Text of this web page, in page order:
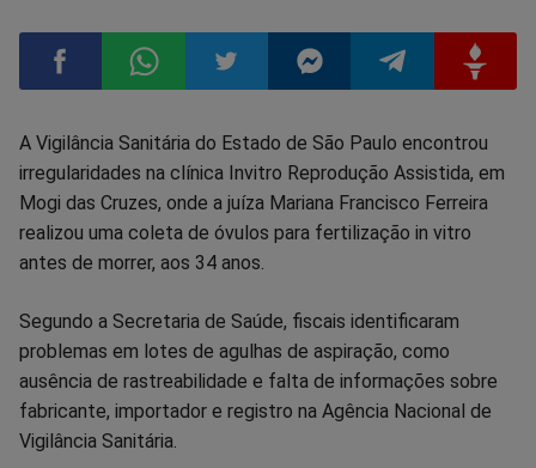
Compartilhar
no
Facebook
Compartilhar
no
Whatsapp
Compartilhar
no
Twitter
Compartilhar
no
Compartilhar
no
no
A Vigilância Sanitária do Estado de São Paulo encontrou
irregularidades na clínica Invitro Reprodução Assistida, em
Mogi das Cruzes, onde a juíza Mariana Francisco Ferreira
realizou uma coleta de óvulos para fertilização in vitro
antes de morrer, aos 34 anos.
Segundo a Secretaria de Saúde, fiscais identificaram
problemas em lotes de agulhas de aspiração, como
ausência de rastreabilidade e falta de informações sobre
fabricante, importador e registro na Agência Nacional de
Vigilância Sanitária.